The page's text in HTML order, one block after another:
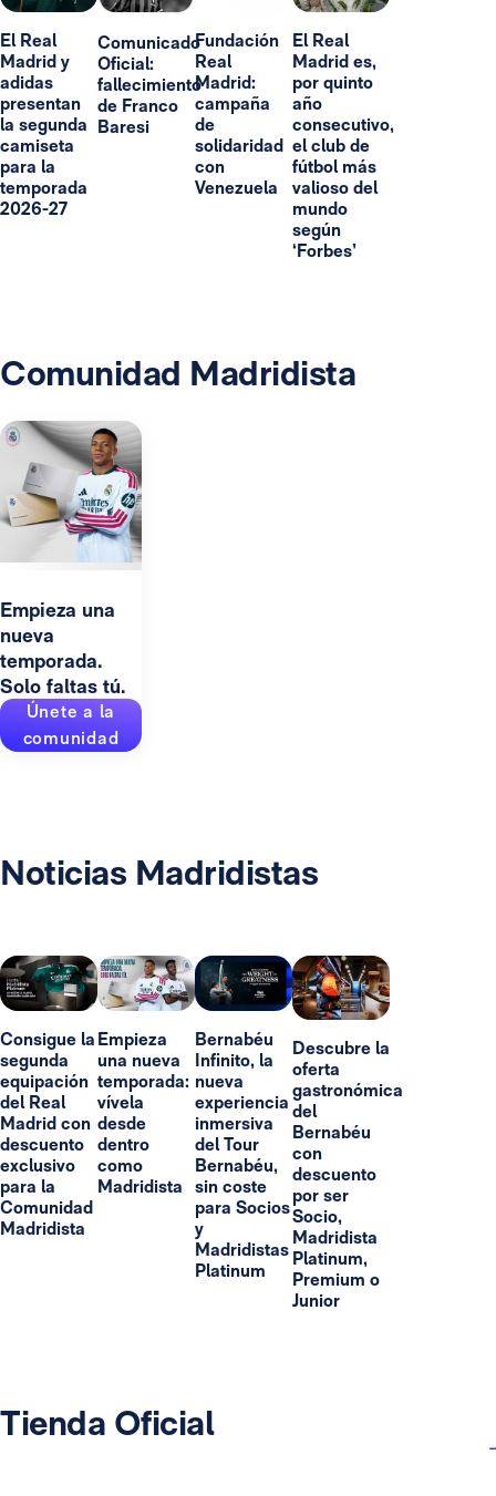
El Real
Madrid y
adidas
presentan
la segunda
camiseta
para la
temporada
2026-27
Comunicado
Oficial:
fallecimiento
de Franco
Baresi
Fundación
Real
Madrid:
campaña
de
solidaridad
con
Venezuela
El Real
Madrid es,
por quinto
año
consecutivo,
el club de
fútbol más
valioso del
mundo
según
‘Forbes’
Comunidad Madridista
Empieza una
nueva
temporada.
Solo faltas tú.
Únete a la
comunidad
Noticias Madridistas
Consigue la
segunda
equipación
del Real
Madrid con
descuento
exclusivo
para la
Comunidad
Madridista
Empieza
una nueva
temporada:
vívela
desde
dentro
como
Madridista
Bernabéu
Infinito, la
nueva
experiencia
inmersiva
del Tour
Bernabéu,
sin coste
para Socios
y
Madridistas
Platinum
Descubre la
oferta
gastronómica
del
Bernabéu
con
descuento
por ser
Socio,
Madridista
Platinum,
Premium o
Junior
Tienda Oficial